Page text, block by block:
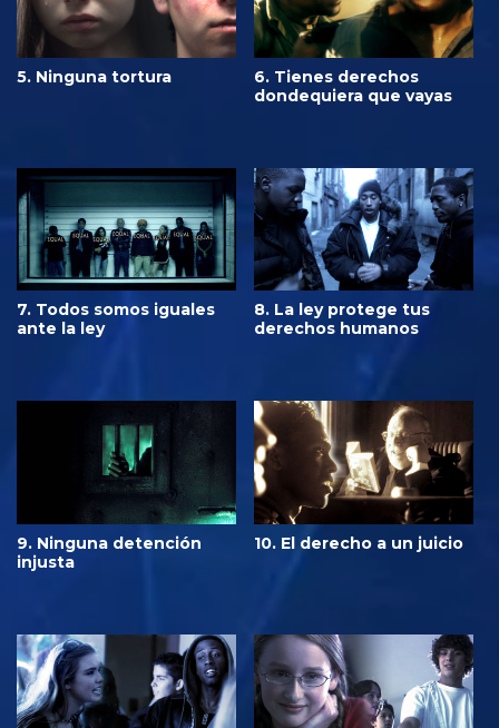
5. Ninguna tortura
6. Tienes derechos
dondequiera que vayas
7. Todos somos iguales
ante la ley
8. La ley protege tus
derechos humanos
9. Ninguna detención
injusta
10. El derecho a un juicio